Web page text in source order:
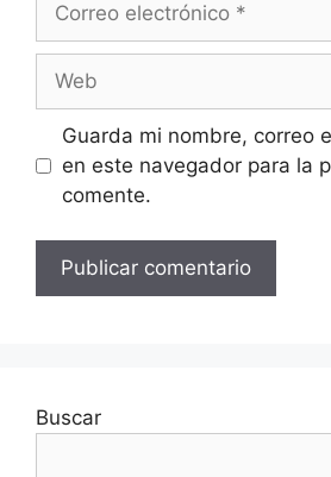
electrónico
Guarda mi nombre, correo
en este navegador para la
comente.
Buscar